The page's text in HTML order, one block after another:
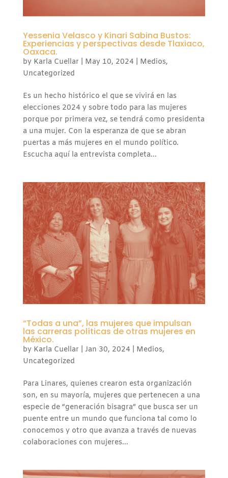
Yessenia Velasco y Kinari Sabina Bustos:
Experiencias y perspectivas desde Tlaxiaco,
Oaxaca.
by Karla Cuellar May 10, 2024| Medios,
Uncategorized
Es un hecho histórico el que se vivirá en las
elecciones 2024 y sobre todo para las mujeres
porque por primera vez, se tendrá como presidenta
a una mujer. Con la esperanza de que se abran
puertas a más mujeres en el mundo político.
Escucha aquí la entrevista completa...
“Todas a una”, las mujeres que impulsan
las carreras políticas de otras mujeres en
México.
by Karla Cuellar Jan 30, 2024| Medios,
Uncategorized
Para Linares, quienes crearon esta organización
son, en su mayoría, mujeres que pertenecen a una
especie de “generación bisagra” que busca ser un
puente entre un mundo que funciona tal como lo
conocemos y otro que avanza a través de nuevas
colaboraciones con mujeres...